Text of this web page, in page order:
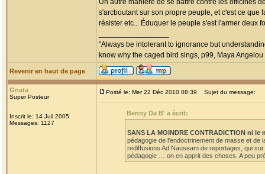
Un autre manière de se battre contre les officines
s'arcboutant sur son propre peuple, et c'est ce
résister etc... Éduquer le peuple s'est l'armer deux
"Always be intolerant to ignorance but
know why the caged bird sings, p99, Maya Angelou
Revenir en haut de page
Gnata
Super Posteur
Inscrit le: 14 Juil 2005
Messages: 1127
Posté le: Mer 22 Déc 2010 08:39 Sujet du message:
Benny Da B' a écrit:
SANS LA MOINDRE CONTRADICTION ni
pédagogie de l'endoctrinement de masse et
rediffusions Ad Nauseam de reportages, qui
pédagogie … on en apprit des choses. A peu